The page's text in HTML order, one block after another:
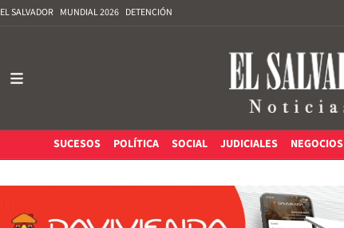
EL SALVADOR MUNDIAL 2026 DETENCIÓN
SUCESOS
POLÍTICA SOCIAL JUDICIALES NEGOCIOS